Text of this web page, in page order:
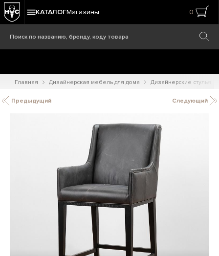
КАТАЛОГМагазины 0
Главная Дизайнерская мебель для дома Дизайнерские стулья
Предыдущий Следующий